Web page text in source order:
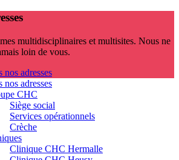
multidisciplinaires et multisites. Nous ne
loin de vous.
nos adresses
nos adresses
CHC
Siège social
Services opérationnels
Crèche
Clinique CHC Hermalle